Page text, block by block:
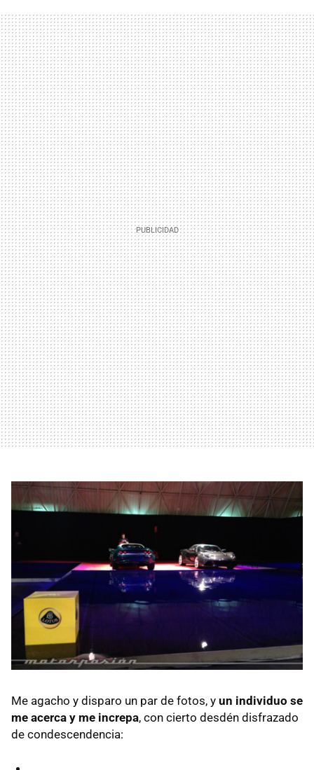
Me agacho y disparo un par de fotos, y un individuo se
me acerca y me increpa, con cierto desdén disfrazado
de condescendencia: